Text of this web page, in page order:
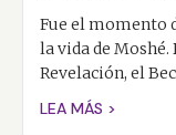
Fue el momento
la vida de Moshé.
Revelación, el
LEA MÁS >